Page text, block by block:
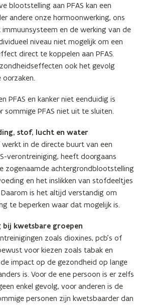
blootstelling aan PFAS kan een
andere onze hormoonwerking, ons
en de werking van de
niveau niet mogelijk om een
direct te koppelen aan PFAS.
ook het gevolg
oorzaken.
PFAS en kanker niet eenduidig is
sommige PFAS niet uit te sluiten.
stof, lucht en water
in de directe buurt van een
verontreiniging, heeft doorgaans
zogenaamde achtergrondblootstelling
en het inslikken van stofdeeltjes
is het altijd verstandig om
te beperken waar dat mogelijk is.
kwetsbare groepen
zoals dioxines, pcb’s of
voor kiezen zoals tabak en
impact op de gezondheid op lange
is. Voor de ene persoon is er zelfs
enkel gevolg, voor anderen is de
personen zijn kwetsbaarder dan